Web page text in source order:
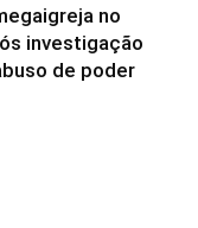
no
investigação
de poder